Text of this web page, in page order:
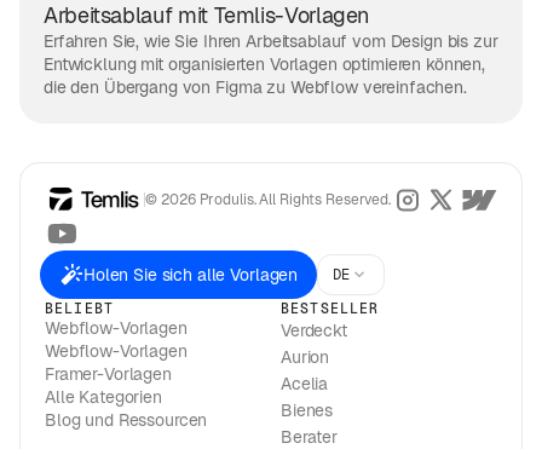
Arbeitsablauf mit Temlis-Vorlagen
Erfahren Sie, wie Sie Ihren Arbeitsablauf vom Design bis zur
Entwicklung mit organisierten Vorlagen optimieren können,
die den Übergang von Figma zu Webflow vereinfachen.
© 2026 Produlis. All Rights Reserved.
Holen Sie sich alle Vorlagen DE
BELIEBT
Webflow-Vorlagen
Webflow-Vorlagen
Framer-Vorlagen
Alle Kategorien
Blog und Ressourcen
BESTSELLER
Verdeckt
Aurion
Acelia
Bienes
Berater